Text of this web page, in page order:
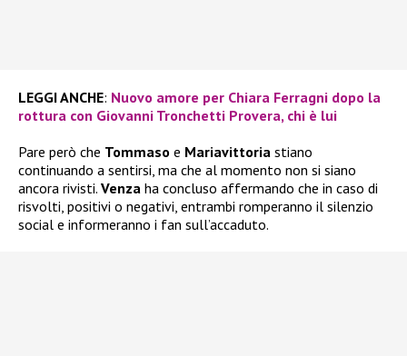
LEGGI ANCHE: Nuovo amore per Chiara Ferragni dopo la
rottura con Giovanni Tronchetti Provera, chi è lui
Pare però che Tommaso e Mariavittoria stiano
continuando a sentirsi, ma che al momento non si siano
ancora rivisti. Venza ha concluso affermando che in caso di
risvolti, positivi o negativi, entrambi romperanno il silenzio
social e informeranno i fan sull’accaduto.